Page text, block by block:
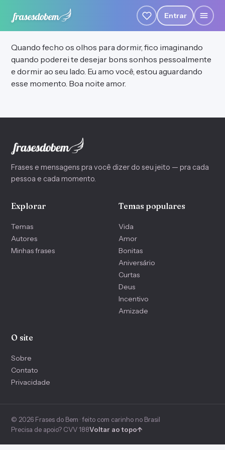
Entrar
Quando fecho os olhos para dormir, fico imaginando
quando poderei te desejar bons sonhos pessoalmente
e dormir ao seu lado. Eu amo você, estou aguardando
esse momento. Boa noite amor.
Frases e mensagens pra você dizer do seu jeito — pra cada
pessoa e cada momento.
Explorar
Temas
Autores
Minhas frases
Temas populares
Vida
Amor
Bonitas
Aniversário
Curtas
Deus
Incentivo
Amizade
O site
Sobre
Contato
Privacidade
© 2026 Frases do Bem · feito com carinho no Brasil
Precisa de apoio? CVV 188Voltar ao topo↑